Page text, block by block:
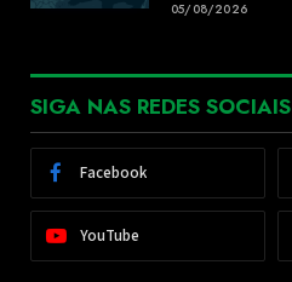
05/08/2026
SIGA NAS REDES SOCIAIS
Facebook
YouTube